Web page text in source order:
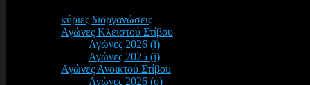
κύριες διοργανώσεις
Αγώνες Κλειστού Στίβου
Αγώνες 2026 (i)
Αγώνες 2025 (i)
Αγώνες Ανοικτού Στίβου
Αγώνες 2026 (o)